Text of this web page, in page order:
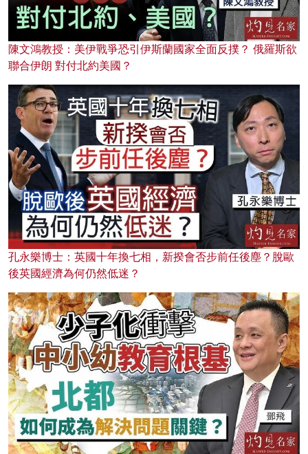
陳文鴻教授：美伊戰爭恐引伊斯蘭國家全面反撲？ 俄羅斯欲
聯合伊朗 對付北約美國？
孔永樂博士：英國十年換七相，新揆會否步前任後塵？脫歐
後英國經濟為何仍然低迷？